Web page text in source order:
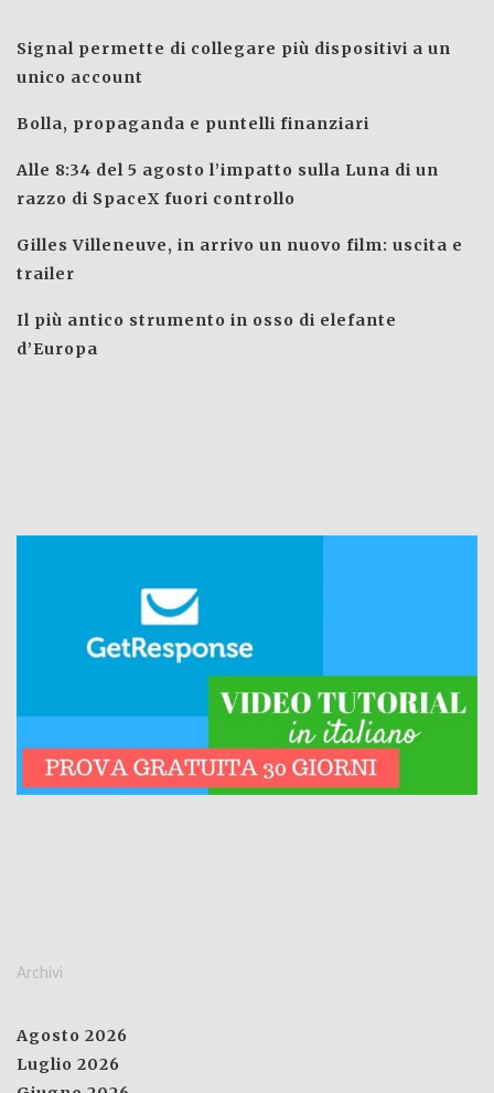
Signal permette di collegare più dispositivi a un
unico account
Bolla, propaganda e puntelli finanziari
Alle 8:34 del 5 agosto l’impatto sulla Luna di un
razzo di SpaceX fuori controllo
Gilles Villeneuve, in arrivo un nuovo film: uscita e
trailer
Il più antico strumento in osso di elefante
d’Europa
Archivi
Agosto 2026
Luglio 2026